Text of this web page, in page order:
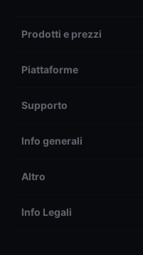
Prodotti e prezzi
Piattaforme
Supporto
Info generali
Altro
Info Legali